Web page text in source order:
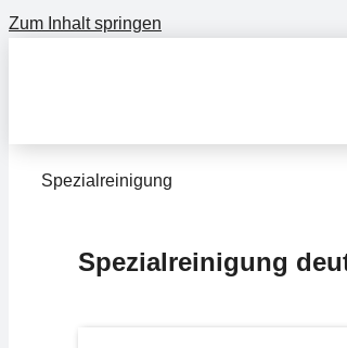
Zum Inhalt springen
Spezialreinigung
Spezialreinigung